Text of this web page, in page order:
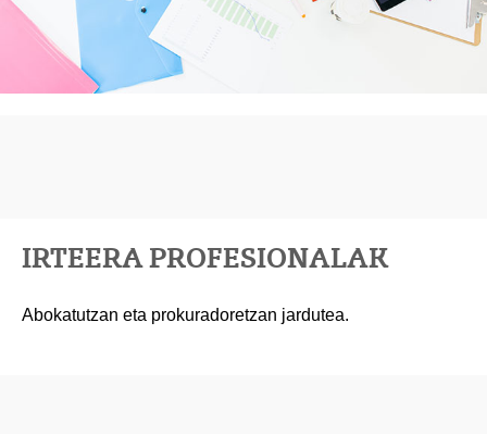
IRTEERA PROFESIONALAK
Abokatutzan eta prokuradoretzan jardutea.